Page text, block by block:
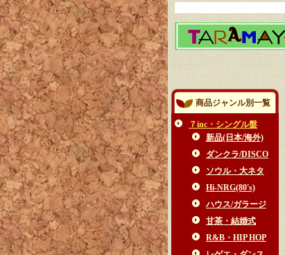
商品ジャンル別一覧
７inc・シングル盤
新品(日本/海外)
ダンクラ/DISCO
ソウル・大ネタ
Hi-NRG(80's)
ハウス/ガラージ
甘茶・結婚式
R&B・HIP HOP